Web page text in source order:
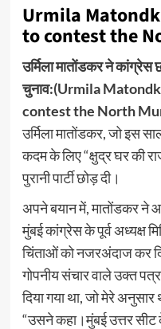
Urmila
to contest the
उर्मिला मातोंडकर ने कांग्रेस
चुनाव:(Urmila
contest the North
उर्मिला मातोंडकर, जो इस
कदम के लिए “क्षुद्र घर की
पुरानी पार्टी छोड़ दी।
अपने बयान में, मातोंडकर ने
मुंबई कांग्रेस के पूर्व अध्यक्ष
चिंताओं को नजरअंदाज कर
गोपनीय संचार वाले उक्त
दिया गया था, जो मेरे
“उसने कहा।मुंबई उत्तर